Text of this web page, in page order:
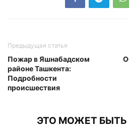
Предыдущая статья
Пожар в Яшнабадском
районе Ташкента:
Подробности
происшествия
ЭТО МОЖЕТ БЫТЬ